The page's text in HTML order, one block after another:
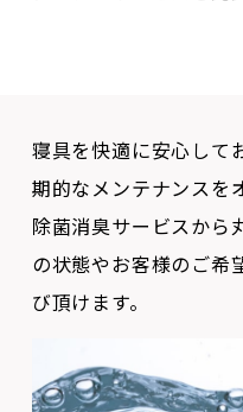
除菌消臭サービスから
の状態やお客様のご希
び頂けます。